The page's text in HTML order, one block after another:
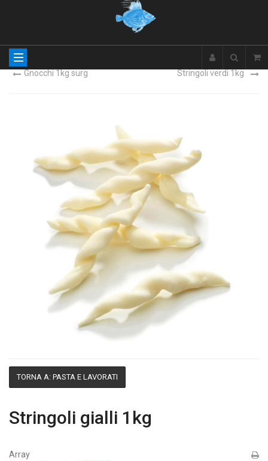
Gnocchi 1kg surg Stringoli verdi 1kg
TORNA A: PASTA E LAVORATI
Stringoli gialli 1kg
Array